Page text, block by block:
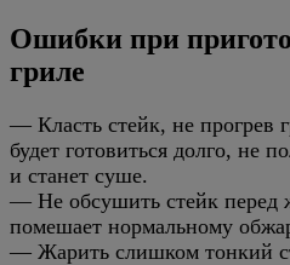
Ошибки при
гриле
— Класть стейк, не прогрев
будет готовиться долго, не
и станет суше.
— Не обсушить стейк перед
помешает нормальному
— Жарить слишком тонкий